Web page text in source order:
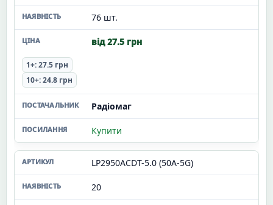
76 шт.
від 27.5 грн
1+: 27.5 грн
10+: 24.8 грн
Радіомаг
Купити
LP2950ACDT-5.0 (50A-5G)
20